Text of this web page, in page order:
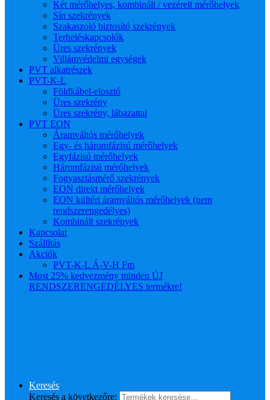
Két mérőhelyes, kombinált / vezérelt mérőhelyek
Sín szekrények
Szakaszoló biztosító szekrények
Terheléskapcsolók
Üres szekrények
Villámvédelmi egységek
PVT alkatrészek
PVT-K-L
Földkábel-elosztó
Üres szekrény
Üres szekrény, lábazattal
PVT EON
Áramváltós mérőhelyek
Egy- és háromfázisú mérőhelyek
Egyfázisú mérőhelyek
Háromfázisú mérőhelyek
Fogyasztásmérő szekrények
EON direkt mérőhelyek
EON kültéri áramváltós mérőhelyek (nem
rendszerengedélyes)
Kombinált szekrények
Kapcsolat
Szállítás
Akciók
PVT-K-L Á-V-H Fm
Most 25% kedvezmény minden ÚJ
RENDSZERENGEDÉLYES termékre!
Keresés
Keresés a következőre: